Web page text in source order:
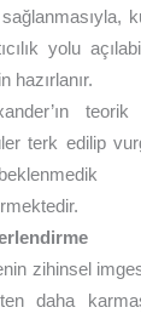
yolu
hazırlanır.
terk edilip
zihinsel
daha